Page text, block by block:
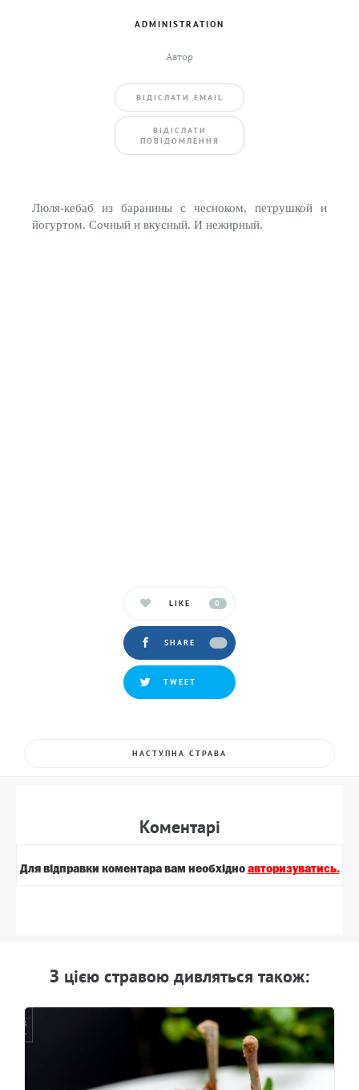
ADMINISTRATION
Автор
ВIДIСЛАТИ EMAIL
BIДIСЛАТИ
ПОВIДОМЛЕННЯ
Люля-кебаб из баранины с чесноком, петрушкой и
йогуртом. Сочный и вкусный. И нежирный.
LIKE 0
SHARE
TWEET
НАСТУПНА СТРАВА
Коментарi
Для вiдправки коментара вам необхiдно авторизуватись.
З цiєю стравою дивляться також: